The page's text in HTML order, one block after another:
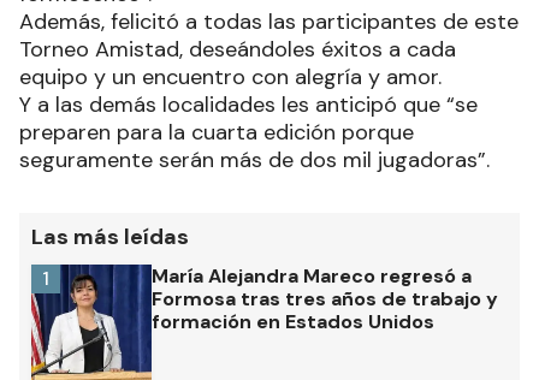
Además, felicitó a todas las participantes de este
Torneo Amistad, deseándoles éxitos a cada
equipo y un encuentro con alegría y amor.
Y a las demás localidades les anticipó que “se
preparen para la cuarta edición porque
seguramente serán más de dos mil jugadoras”.
Las más leídas
María Alejandra Mareco regresó a
Formosa tras tres años de trabajo y
formación en Estados Unidos
1